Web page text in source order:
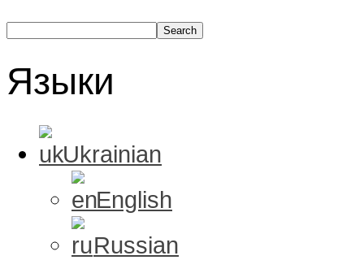
Языки
Ukrainian
English
Russian